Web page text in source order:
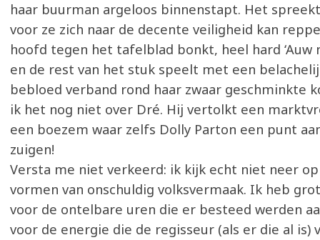
haar buurman argeloos binnenstapt. Het
voor ze zich naar de decente veiligheid kan
hoofd tegen het tafelblad bonkt, heel hard ‘Auw
en de rest van het stuk speelt met een
bebloed verband rond haar zwaar geschminkte
ik het nog niet over Dré. Hij vertolkt een
een boezem waar zelfs Dolly Parton een punt
zuigen!
Versta me niet verkeerd: ik kijk echt niet neer
vormen van onschuldig volksvermaak. Ik heb
voor de ontelbare uren die er besteed werden
voor de energie die de regisseur (als er die al is)